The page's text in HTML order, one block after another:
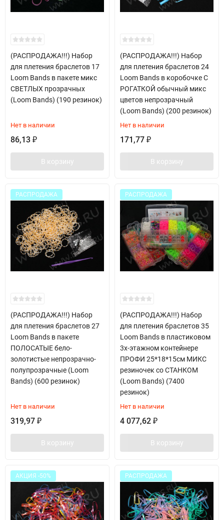
(РАСПРОДАЖА!!!) Набор
для плетения браслетов 17
Loom Bands в пакете микс
СВЕТЛЫХ прозрачных
(Loom Bands) (190 резинок)
Нет в наличии
86,13 ₽
В корзину
(РАСПРОДАЖА!!!) Набор
для плетения браслетов 24
Loom Bands в коробочке С
РОГАТКОЙ обычный микс
цветов непрозрачный
(Loom Bands) (200 резинок)
Нет в наличии
171,77 ₽
В корзину
РАСПРОДАЖА
(РАСПРОДАЖА!!!) Набор
для плетения браслетов 27
Loom Bands в пакете
ПОЛОСАТЫЕ бело-
золотистые непрозрачно-
полупрозрачные (Loom
Bands) (600 резинок)
Нет в наличии
319,97 ₽
В корзину
РАСПРОДАЖА
(РАСПРОДАЖА!!!) Набор
для плетения браслетов 35
Loom Bands в пластиковом
3х-этажном контейнере
ПРОФИ 25*18*15см МИКС
резиночек со СТАНКОМ
(Loom Bands) (7400
резинок)
Нет в наличии
4 077,62 ₽
В корзину
АКЦИЯ -50% РАСПРОДАЖА